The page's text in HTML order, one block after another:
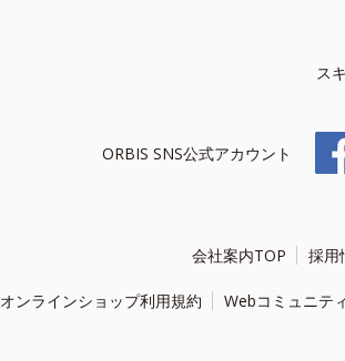
ス
ORBIS SNS公式アカウント
会社案内TOP 採用
オンラインショップ利用規約 Webコミュニテ